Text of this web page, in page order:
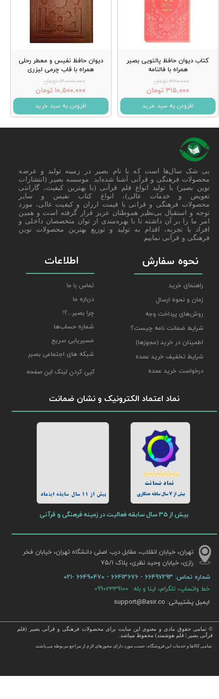
کتاب دیوان حافظ پالتویی بصیر
همراه با فالنامه
۴۲۰,۰۰۰ تومان
۳۱۵,۰۰۰ تومان
افزودن به سبد خرید
دیوان حافظ نفیس و معطر رحلی
همراه با قاب چرمی لیزری
۱۴,۰۰۰,۰۰۰ تومان
۱۰,۵۰۰,۰۰۰ تومان
افزودن به سبد خرید
نحوه سفارش
راهنمای خرید
زمان و نحوه ارسال
روش‌های پرداخت وجه
شرایط ضمانت نامه چیست؟
اطمینان در خرید (مجوزها)
شرایط تخفیف خرید عمده
درخواست خرید عمده
© تمامی حقوق مادی و معنوی این سایت برای محصولات فرهنگی و قرآنی بصیر (قلم
قرآنی بصیر | قلم هوشمند) محفوظ میباشد.
تمامی كالاها و خدمات این فروشگاه، حسب مورد دارای مجوزهای لازم از مراجع مربوطه می‌باشند.
، انواع قلم قرآنی ، انواع کتاب نفیس و قرآن نفیس , قرآن عروس , کتب نفیس و معطر , کتاب چرمی و سایر محصولات
نماد اعتماد الکترونیک و نشان ضمانت
بیش از 11 سال سابقه اینماد
بیش از 35 سال سابقه فعالیت در زمینه فرهنگی و قرآنی
بیش از 7 سال سابقه همکاری
اطلاعات
تماس با ما
درباره ما
چرا بصیر...؟!
شماره حساب‌ها
مسیریابی سریع
شبکه های اجتماعی بصیر
تهران، خیابان انقلاب، مقابل درب اصلی دانشگاه تهران، خیابان فخر
رازی، خیابان وحید نظری، پلاک ۷۵/۱​​​​​​​
شماره تماس:
بی شک سال‌ها است که با نام بصیر در زمینه تولید و عرضه
محصولات فرهنگی و قرآنی آشنا شده‌اید. موسسه بصیر (انتشارات
نوین بصیر) با تولید انواع قلم قرآنی (با بهترین کیفیت، گارانتی
تعویض و خدمات عالی)، انواع کتاب نفیس و سایر
محصولات فرهنگی و قرانی با قیمت ارزان و کیفیت عالی، مورد
توجه و استقبال بی‌نظیر هموطنان عزیز قرار گرفته است و همین
امر ما را بر آن داشته تا با بهره‌مندی از توان متخصصان داخلی و
افراد با تجربه، اقدام به تولید و توزیع بهترین محصولات نوین
فرهنگی و قرآنی نماییم.
خط واتساپ، تلگرام، ایتا و بله: 09902339100
ایمیل پشتیبانی: support@Basir.co
کپی کردن لینک این صفحه